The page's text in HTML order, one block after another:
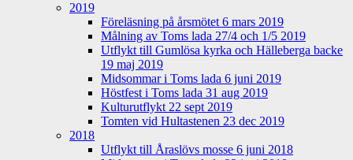
2019
Föreläsning på årsmötet 6 mars 2019
Målning av Toms lada 27/4 och 1/5 2019
Utflykt till Gumlösa kyrka och Hälleberga backe
19 maj 2019
Midsommar i Toms lada 6 juni 2019
Höstfest i Toms lada 31 aug 2019
Kulturutflykt 22 sept 2019
Tomten vid Hultastenen 23 dec 2019
2018
Utflykt till Åraslövs mosse 6 juni 2018